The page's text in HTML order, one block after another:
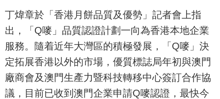
丁煒章於「香港月餅品質及優勢」記者會上指
出，「Q嘜」品質認證計劃一向為香港本地企業
服務。隨着近年大灣區的積極發展，「Q嘜」決
定拓展香港以外的市場，優質標誌局年初與澳門
廠商會及澳門生產力暨科技轉移中心簽訂合作協
議，目前已收到澳門企業申請Q嘜認證，最快今